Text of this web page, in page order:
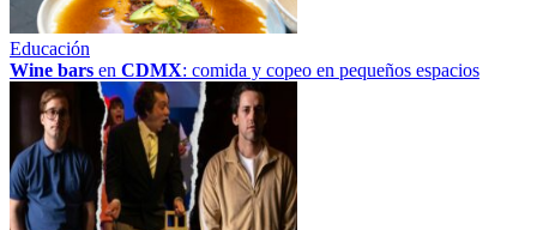
Educación
Wine bars en CDMX: comida y copeo en pequeños espacios